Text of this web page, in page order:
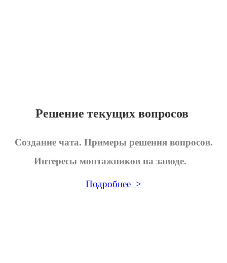
Решение текущих вопросов
Создание чата. Примеры решения вопросов.
Интересы монтажников на заводе.
Подробнее >